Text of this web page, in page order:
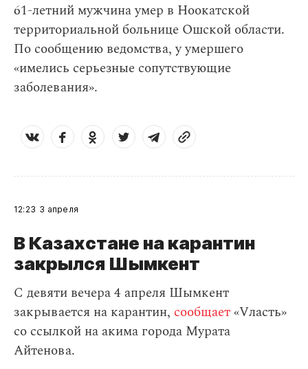
61-летний мужчина умер в Ноокатской
территориальной больнице Ошской области.
По сообщению ведомства, у умершего
«имелись серьезные сопутствующие
заболевания».
12:23 3 апреля
В Казахстане на карантин
закрылся Шымкент
С девяти вечера 4 апреля Шымкент
закрывается на карантин, сообщает«Vласть»
со ссылкой на акима города Мурата
Айтенова.